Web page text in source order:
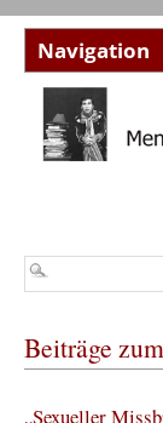
Beiträge
„Sexueller